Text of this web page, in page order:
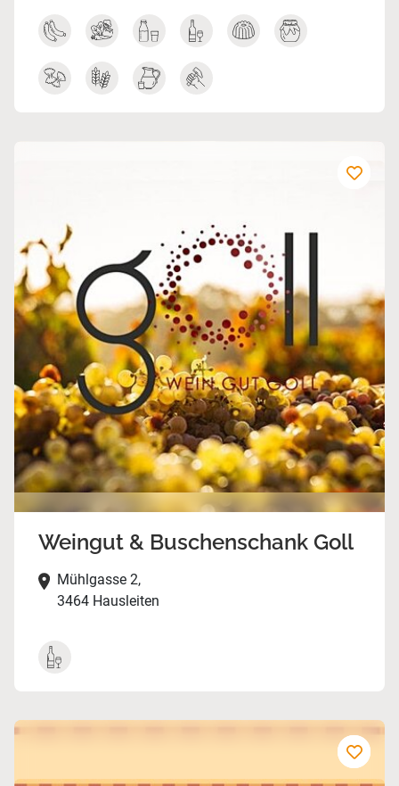
Weingut & Buschenschank Goll
Mühlgasse 2,
3464 Hausleiten